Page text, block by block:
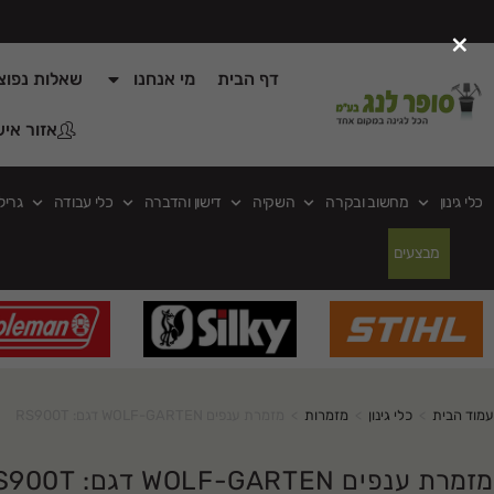
דף הבית מי אנחנו שאלות
אזור
כלי גינון מחשוב ובקרה השקיה דישון והדברה כלי עבודה
מבצעים
עמוד הבית כלי גינון מזמרות
מזמרת ענפים WOLF-GARTEN דגם: RS900T
×